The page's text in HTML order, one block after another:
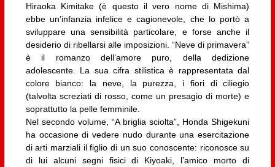
Hiraoka Kimitake (è questo il vero nome di Mishima)
ebbe un’infanzia infelice e cagionevole, che lo portò a
sviluppare una sensibilità particolare, e forse anche il
desiderio di ribellarsi alle imposizioni. “Neve di primavera”
è il romanzo dell’amore puro, della dedizione
adolescente. La sua cifra stilistica è rappresentata dal
colore bianco: la neve, la purezza, i fiori di ciliegio
(talvolta screziati di rosso, come un presagio di morte) e
soprattutto la pelle femminile.
Nel secondo volume, “A briglia sciolta”, Honda Shigekuni
ha occasione di vedere nudo durante una esercitazione
di arti marziali il figlio di un suo conoscente: riconosce su
di lui alcuni segni fisici di Kiyoaki, l’amico morto di